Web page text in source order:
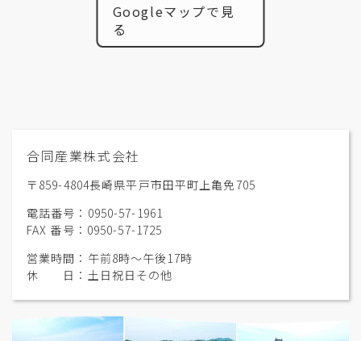
合同産業株式会社
〒859-4804長崎県平戸市田平町上亀免705
電話番号：0950-57-1961
FAX 番号：0950-57-1725
営業時間：午前8時〜午後17時
休 日：土日祝日その他
Googleマップで見
る